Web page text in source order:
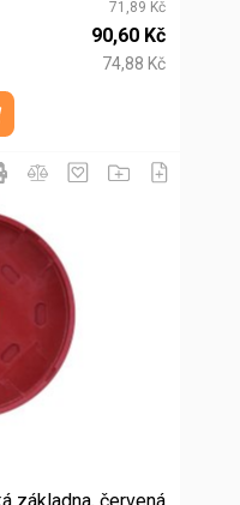
71,89 Kč
90,60 Kč
74,88 Kč
do košíku